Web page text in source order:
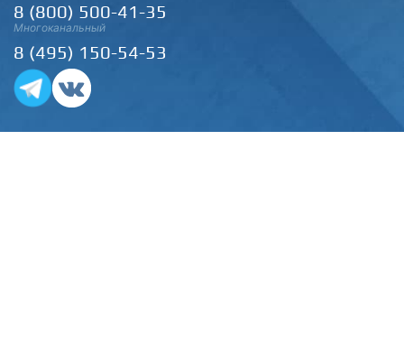
8 (800) 500-41-35
Многоканальный
8 (495) 150-54-53